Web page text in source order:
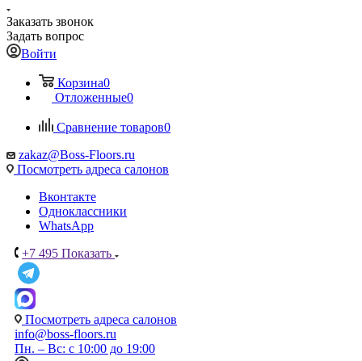
Заказать звонок
Задать вопрос
Войти
Корзина0
Отложенные0
Сравнение товаров0
zakaz@Boss-Floors.ru
Посмотреть адреса салонов
Вконтакте
Одноклассники
WhatsApp
+7 495 Показать
Посмотреть адреса салонов
info@boss-floors.ru
Пн. – Вс: с 10:00 до 19:00